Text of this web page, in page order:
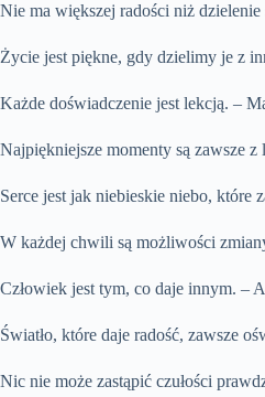
Nie ma większej radości niż dzielenie
Życie jest piękne, gdy dzielimy je z
Każde doświadczenie jest lekcją. –
Najpiękniejsze momenty są zawsze
Serce jest jak niebieskie niebo,
W każdej chwili są możliwości
Człowiek jest tym, co daje innym. –
Światło, które daje radość, zawsze
Nic nie może zastąpić czułości